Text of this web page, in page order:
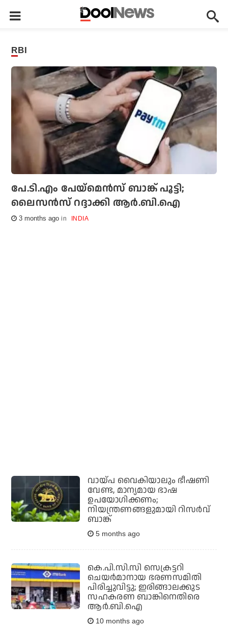
RBI
പേ.ടി.എം പേയ്‌മെന്‍സ് ബാങ്ക് പൂട്ടി;
ലൈസന്‍സ് റദ്ദാക്കി ആര്‍.ബി.ഐ
3 months ago INDIA
വായ്പ വൈകിയാലും ഭീഷണി
വേണ്ട, മാന്യമായ ഭാഷ
ഉപയോഗിക്കണം;
നിയന്ത്രണങ്ങളുമായി റിസർവ്
ബാങ്ക്
5 months ago
കെ.പി.സി.സി സെക്രട്ടറി
ചെയര്‍മാനായ ഭരണസമിതി
പിരിച്ചുവിട്ടു; ഇരിങ്ങാലക്കുട
സഹകരണ ബാങ്കിനെതിരെ
ആര്‍.ബി.ഐ
10 months ago